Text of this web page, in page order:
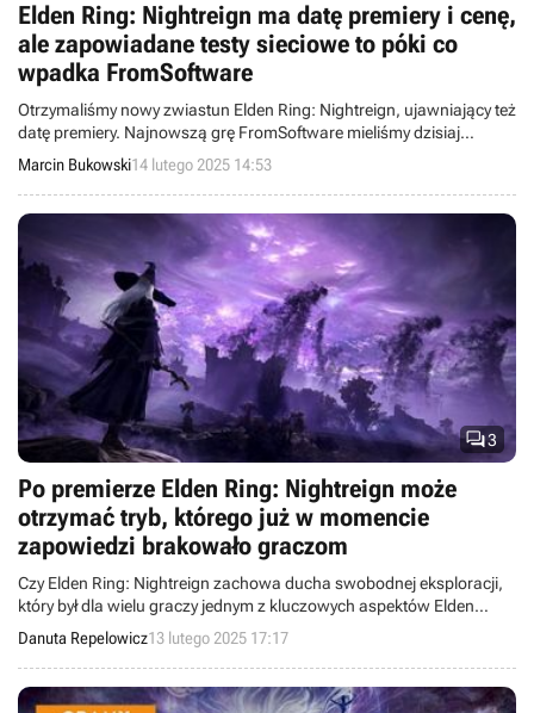
Elden Ring: Nightreign ma datę premiery i cenę,
ale zapowiadane testy sieciowe to póki co
wpadka FromSoftware
Otrzymaliśmy nowy zwiastun Elden Ring: Nightreign, ujawniający też
datę premiery. Najnowszą grę FromSoftware mieliśmy dzisiaj
przetestować, ale pojawiły się problemy.
Marcin Bukowski14 lutego 2025 14:53
3
Po premierze Elden Ring: Nightreign może
otrzymać tryb, którego już w momencie
zapowiedzi brakowało graczom
Czy Elden Ring: Nightreign zachowa ducha swobodnej eksploracji,
który był dla wielu graczy jednym z kluczowych aspektów Elden
Ringa? Reżyser gry udziela odpowiedzi.
Danuta Repelowicz13 lutego 2025 17:17